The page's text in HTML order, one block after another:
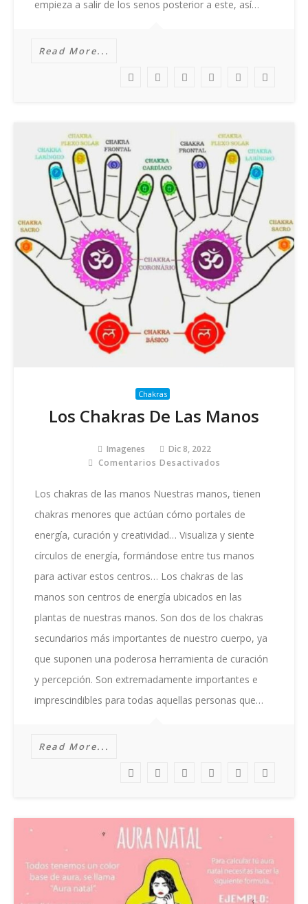
empieza a salir de los senos posterior a este, así…
Read More...
Chakras
Los Chakras De Las Manos
Imagenes
Dic 8, 2022
Comentarios Desactivados
Chakras
Las
Manos
Los chakras de las manos Nuestras manos, tienen
chakras menores que actúan cómo portales de
energía, curación y creatividad… Visualiza y siente
círculos de energía, formándose entre tus manos
para activar estos centros… Los chakras de las
manos son centros de energía ubicados en las
plantas de nuestras manos. Son dos de los chakras
secundarios más importantes de nuestro cuerpo, ya
que suponen una poderosa herramienta de curación
y percepción. Son extremadamente importantes e
imprescindibles para todas aquellas personas que…
Read More...